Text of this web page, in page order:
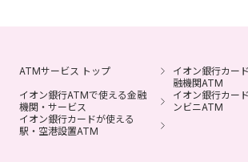
ATMサービス トップ
イオン銀行カー
融機関ATM
イオン銀行ATMで使える金融
機関・サービス
イオン銀行カー
ンビニATM
イオン銀行カードが使える
駅・空港設置ATM